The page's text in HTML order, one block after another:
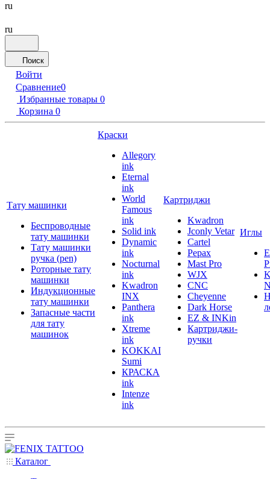
ru
ru
Поиск
Войти
Сравнение0
Избранные товары 0
Корзина 0
Тату машинки
Беспроводные
тату машинки
Тату машинки
ручка (pen)
Роторные тату
машинки
Индукционные
тату машинки
Запасные части
для тату
машинок
Краски
Allegory
ink
Eternal
ink
World
Famous
ink
Solid ink
Dynamic
ink
Nocturnal
ink
Kwadron
INX
Panthera
ink
Xtreme
ink
KOKKAI
Sumi
КРАСКА
ink
Intenze
ink
Картриджи
Kwadron
Jconly Vetar
Cartel
Pepax
Mast Pro
WJX
CNC
Cheyenne
Dark Horse
EZ & INKin
Картриджи-
ручки
Иглы
Каталог